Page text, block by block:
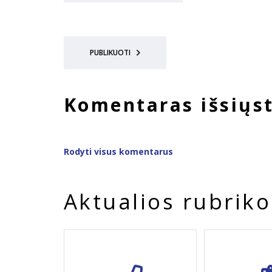
PUBLIKUOTI
Komentaras
Rodyti visus komentarus
Aktualios